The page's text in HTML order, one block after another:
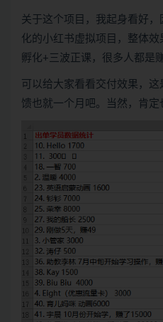
关于这个项目，我起身看好
化的小红书虚拟项目，整体
孵化+三波正课，很多人都是
可以给大家看看交付效果，
馈也就一个月吧。当然，肯定